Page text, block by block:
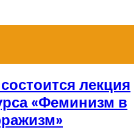
лекция
«Феминизм в